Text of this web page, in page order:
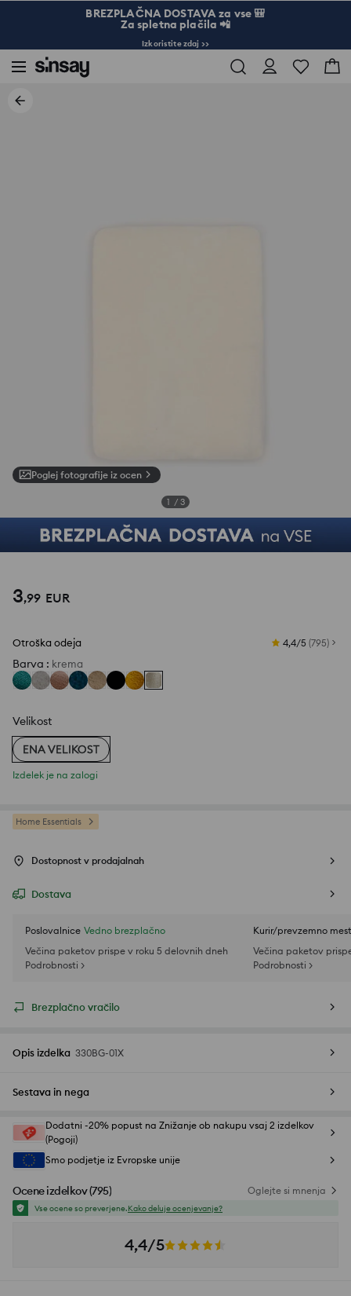
BREZPLAČNA DOSTAVA za vse 🎒
Za spletna plačila 📲
Izkoristite zdaj >>
Poglej fotografije iz ocen
1 / 3
3,99 EUR
Otroška odeja 4,4/5 (795)
Barva : krema
Velikost
ENA VELIKOST
Izdelek je na zalogi
Home Essentials
Dostopnost v prodajalnah
Dostava
Poslovalnice Vedno brezplačno
Večina paketov prispe v roku 5 delovnih dneh
Podrobnosti >
Kurir/prevzemno
Večina paketov
Podrobnosti >
Brezplačno vračilo
Opis izdelka 330BG-01X
Sestava in nega
Dodatni -20% popust na Znižanje ob nakupu vsaj 2 izdelkov
(Pogoji)
Smo podjetje iz Evropske unije
Ocene izdelkov(795) Oglejte si mnenja
Vse ocene so preverjene.Kako deluje ocenjevanje?
4,4/5